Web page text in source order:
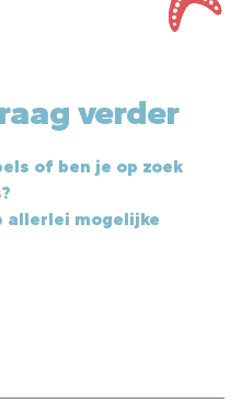
verder
of ben je op zoek
allerlei mogelijke